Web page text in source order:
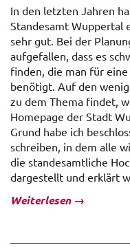
In den letzten Jahren
Standesamt Wuppertal
sehr gut. Bei der
aufgefallen, dass es
finden, die man für
benötigt. Auf den
zu dem Thema findet,
Homepage der Stadt
Grund habe ich
schreiben, in dem alle
die standesamtliche
dargestellt und erklärt
Weiterlesen →